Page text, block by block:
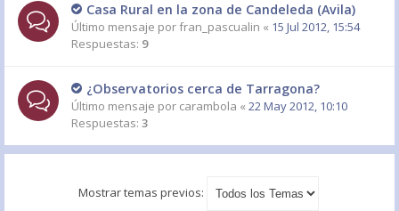
Casa Rural en la zona de Candeleda (Avila)
Último mensaje porfran_pascualin « 15 Jul 2012, 15:54
Respuestas: 9
¿Observatorios cerca de Tarragona?
Último mensaje por carambola « 22 May 2012, 10:10
Respuestas: 3
Mostrar temas previos: